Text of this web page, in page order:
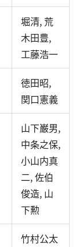
堀清, 荒
木田豊,
工藤浩一
徳田昭,
関口憲義
山下巌男,
中条之保,
小山内真
二, 佐伯
俊造, 山
下勲
竹村公太